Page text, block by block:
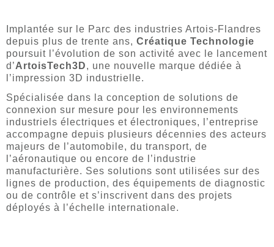
Implantée sur le Parc des industries Artois-Flandres
depuis plus de trente ans, Créatique Technologie
poursuit l’évolution de son activité avec le lancement
d’ArtoisTech3D, une nouvelle marque dédiée à
l’impression 3D industrielle.
Spécialisée dans la conception de solutions de
connexion sur mesure pour les environnements
industriels électriques et électroniques, l’entreprise
accompagne depuis plusieurs décennies des acteurs
majeurs de l’automobile, du transport, de
l’aéronautique ou encore de l’industrie
manufacturière. Ses solutions sont utilisées sur des
lignes de production, des équipements de diagnostic
ou de contrôle et s’inscrivent dans des projets
déployés à l’échelle internationale.